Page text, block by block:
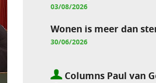
03/08/2026
Wonen is meer dan
30/06/2026
Columns Paul van